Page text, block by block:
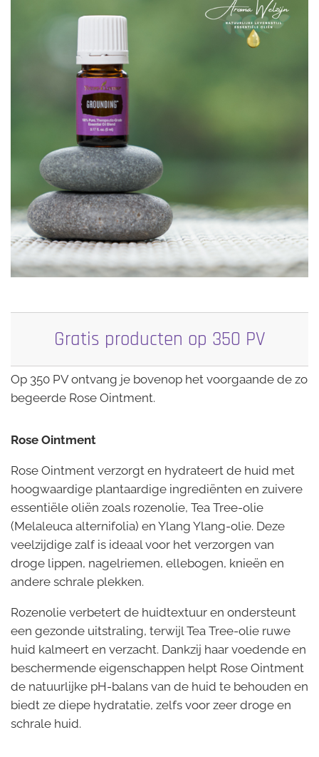
Gratis producten op 350 PV
Op 350 PV ontvang je bovenop het voorgaande de zo
begeerde Rose Ointment.
Rose Ointment
Rose Ointment verzorgt en hydrateert de huid met
hoogwaardige plantaardige ingrediënten en zuivere
essentiële oliën zoals rozenolie, Tea Tree-olie
(Melaleuca alternifolia) en Ylang Ylang-olie. Deze
veelzijdige zalf is ideaal voor het verzorgen van
droge lippen, nagelriemen, ellebogen, knieën en
andere schrale plekken.
Rozenolie verbetert de huidtextuur en ondersteunt
een gezonde uitstraling, terwijl Tea Tree-olie ruwe
huid kalmeert en verzacht. Dankzij haar voedende en
beschermende eigenschappen helpt Rose Ointment
de natuurlijke pH-balans van de huid te behouden en
biedt ze diepe hydratatie, zelfs voor zeer droge en
schrale huid.